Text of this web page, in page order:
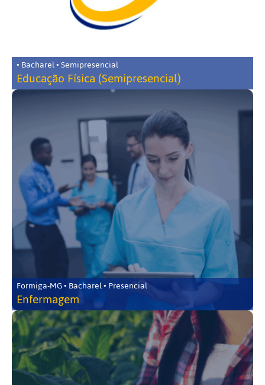
• Bacharel • Semipresencial
Educação Física (Semipresencial)
Formiga-MG • Bacharel • Presencial
Enfermagem